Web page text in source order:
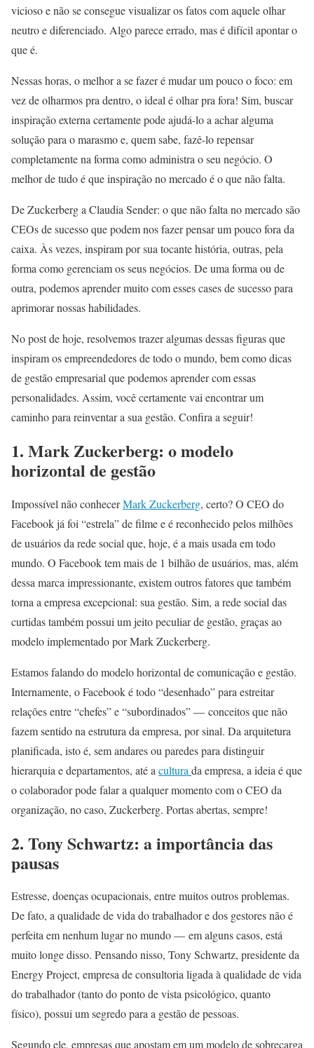
vicioso e não se consegue visualizar os fatos com aquele olhar
neutro e diferenciado. Algo parece errado, mas é difícil apontar o
que é.
Nessas horas, o melhor a se fazer é mudar um pouco o foco: em
vez de olharmos pra dentro, o ideal é olhar pra fora! Sim, buscar
inspiração externa certamente pode ajudá-lo a achar alguma
solução para o marasmo e, quem sabe, fazê-lo repensar
completamente na forma como administra o seu negócio. O
melhor de tudo é que inspiração no mercado é o que não falta.
De Zuckerberg a Claudia Sender: o que não falta no mercado são
CEOs de sucesso que podem nos fazer pensar um pouco fora da
caixa. Às vezes, inspiram por sua tocante história, outras, pela
forma como gerenciam os seus negócios. De uma forma ou de
outra, podemos aprender muito com esses cases de sucesso para
aprimorar nossas habilidades.
No post de hoje, resolvemos trazer algumas dessas figuras que
inspiram os empreendedores de todo o mundo, bem como dicas
de gestão empresarial que podemos aprender com essas
personalidades. Assim, você certamente vai encontrar um
caminho para reinventar a sua gestão. Confira a seguir!
1. Mark Zuckerberg: o modelo
horizontal de gestão
Impossível não conhecerMark Zuckerberg, certo? O CEO do
Facebook já foi “estrela” de filme e é reconhecido pelos milhões
de usuários da rede social que, hoje, é a mais usada em todo
mundo. O Facebook tem mais de 1 bilhão de usuários, mas, além
dessa marca impressionante, existem outros fatores que também
torna a empresa excepcional: sua gestão. Sim, a rede social das
curtidas também possui um jeito peculiar de gestão, graças ao
modelo implementado por Mark Zuckerberg.
Estamos falando do modelo horizontal de comunicação e gestão.
Internamente, o Facebook é todo “desenhado” para estreitar
relações entre “chefes” e “subordinados” — conceitos que não
fazem sentido na estrutura da empresa, por sinal. Da arquitetura
planificada, isto é, sem andares ou paredes para distinguir
hierarquia e departamentos, até a cultura da empresa, a ideia é que
o colaborador pode falar a qualquer momento com o CEO da
organização, no caso, Zuckerberg. Portas abertas, sempre!
2. Tony Schwartz: a importância das
pausas
Estresse, doenças ocupacionais, entre muitos outros problemas.
De fato, a qualidade de vida do trabalhador e dos gestores não é
perfeita em nenhum lugar no mundo — em alguns casos, está
muito longe disso. Pensando nisso, Tony Schwartz, presidente da
Energy Project, empresa de consultoria ligada à qualidade de vida
do trabalhador (tanto do ponto de vista psicológico, quanto
físico), possui um segredo para a gestão de pessoas.
Segundo ele, empresas que apostam em um modelo de sobrecarga